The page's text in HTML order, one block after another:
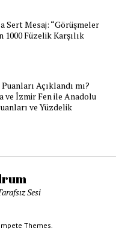
Sert Mesaj: “Görüşmeler
1000 Füzelik Karşılık
Açıklandı mı?
ve İzmir Fen ile Anadolu
ve Yüzdelik
Sesi
Themes.